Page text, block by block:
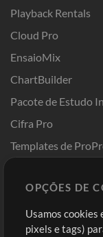
Playback Rentals
Cloud Pro
EnsaioMix
ChartBuilder
Pacote de Estudo
Cifra Pro
Templates de
Comprar Créditos
OPÇÕES DE
Usamos cookies
pixels e tags)